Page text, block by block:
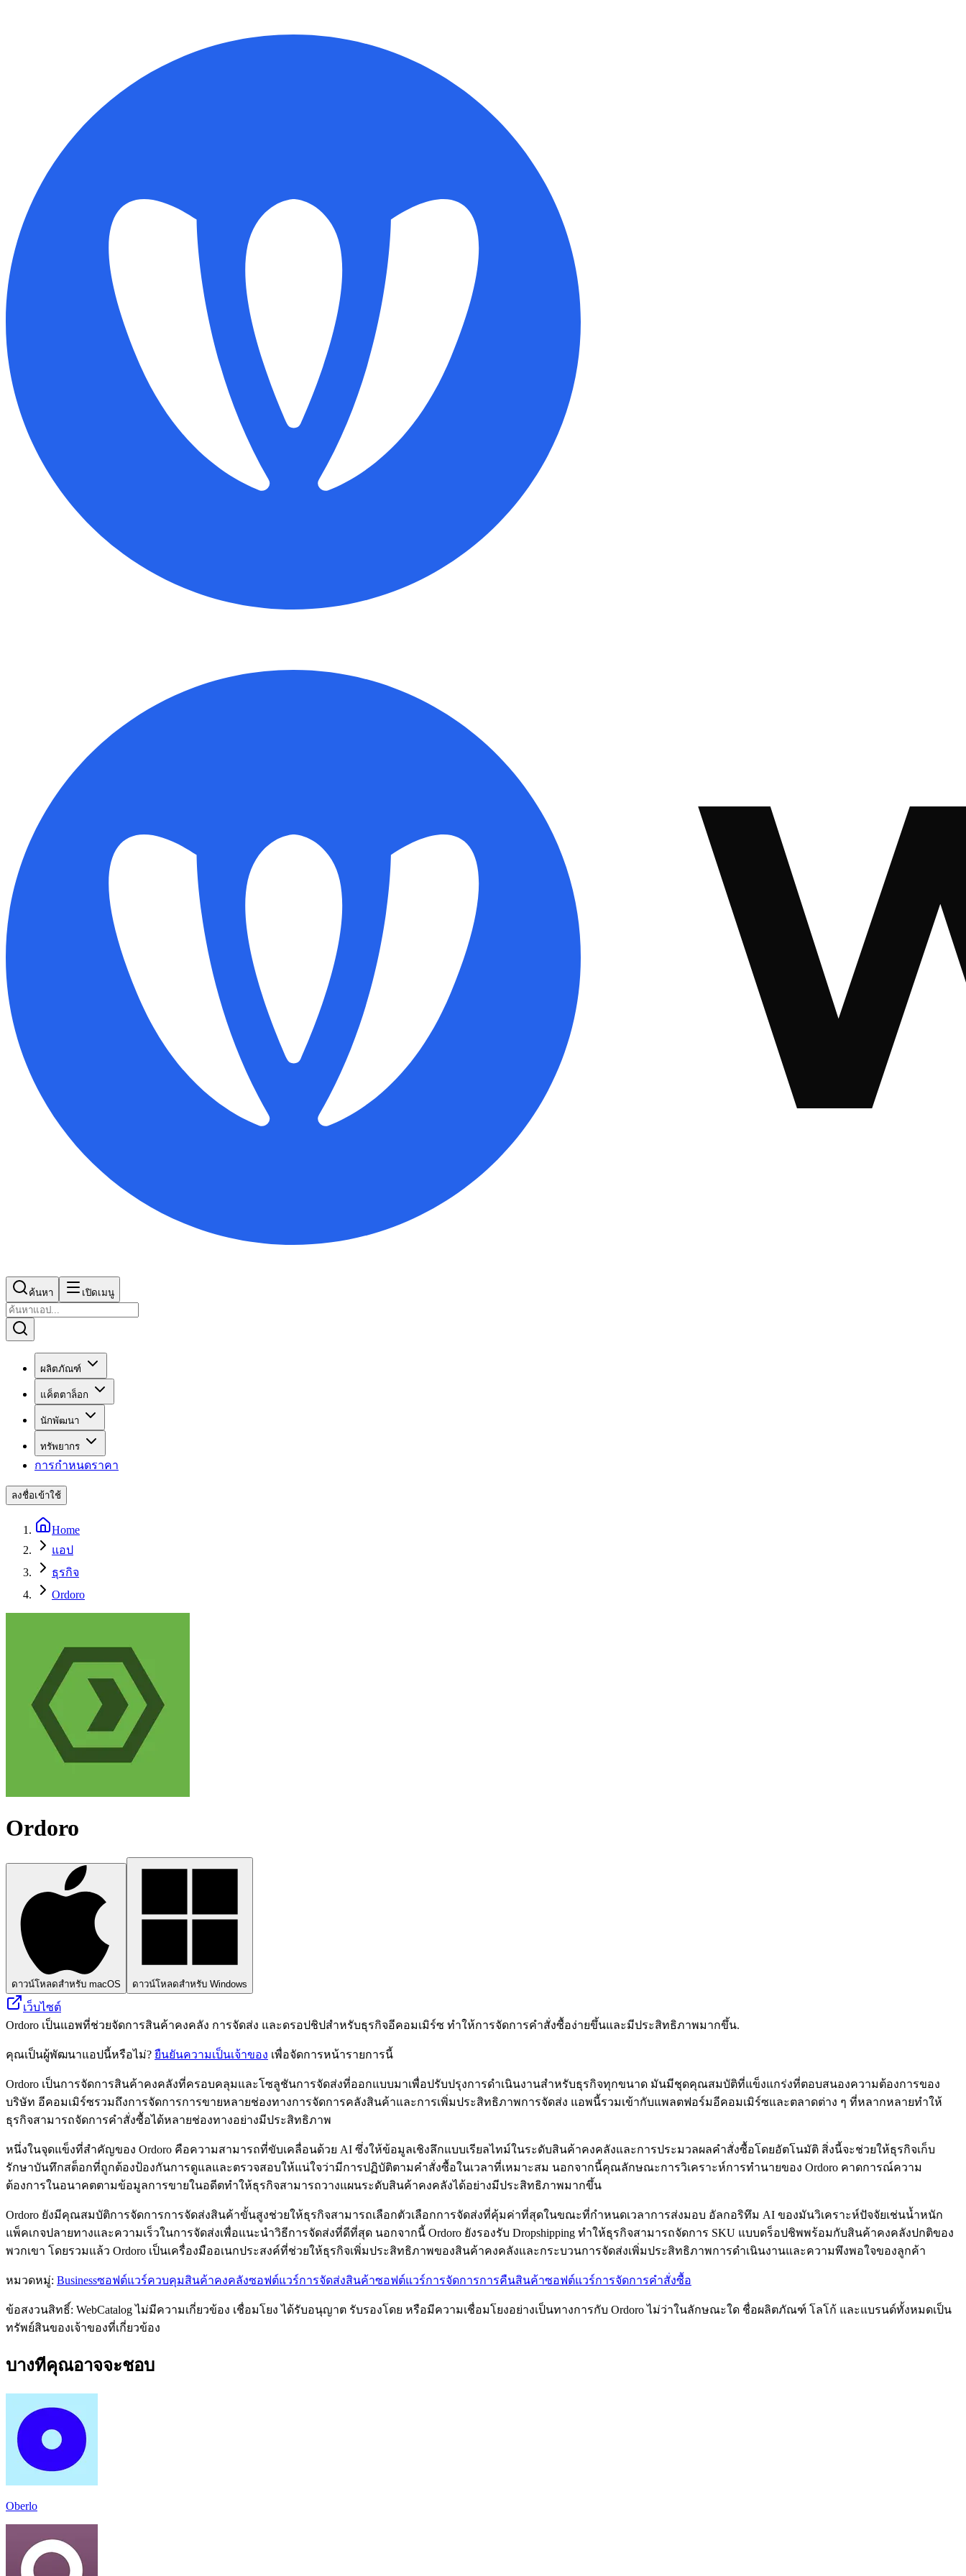
ค้นหา เปิดเมนู
ผลิตภัณฑ์
แค็ตตาล็อก
นักพัฒนา
ทรัพยากร
การกำหนดราคา
ลงชื่อเข้าใช้
Home
แอป
ธุรกิจ
Ordoro
Ordoro
ดาวน์โหลดสำหรับ macOS ดาวน์โหลดสำหรับ Windows
เว็บไซต์
Ordoro เป็นแอพที่ช่วยจัดการสินค้าคงคลัง การจัดส่ง และดรอปชิปสำหรับธุรกิจอีคอมเมิร์ซ ทำให้การจัดการคำสั่งซื้อง่ายขึ้นและมีประสิทธิภาพมากขึ้น.
คุณเป็นผู้พัฒนาแอปนี้หรือไม่? ยืนยันความเป็นเจ้าของ เพื่อจัดการหน้ารายการนี้
Ordoro เป็นการจัดการสินค้าคงคลังที่ครอบคลุมและโซลูชันการจัดส่งที่ออกแบบมาเพื่อปรับปรุงการดำเนินงานสำหรับธุรกิจทุกขนาด มันมีชุดคุณสมบัติที่แข็งแกร่งที่ตอบสนองความต้องการของ
บริษัท อีคอมเมิร์ซรวมถึงการจัดการการขายหลายช่องทางการจัดการคลังสินค้าและการเพิ่มประสิทธิภาพการจัดส่ง แอพนี้รวมเข้ากับแพลตฟอร์มอีคอมเมิร์ซและตลาดต่าง ๆ ที่หลากหลายทำให้
ธุรกิจสามารถจัดการคำสั่งซื้อได้หลายช่องทางอย่างมีประสิทธิภาพ
หนึ่งในจุดแข็งที่สำคัญของ Ordoro คือความสามารถที่ขับเคลื่อนด้วย AI ซึ่งให้ข้อมูลเชิงลึกแบบเรียลไทม์ในระดับสินค้าคงคลังและการประมวลผลคำสั่งซื้อโดยอัตโนมัติ สิ่งนี้จะช่วยให้ธุรกิจเก็บ
รักษาบันทึกสต็อกที่ถูกต้องป้องกันการดูแลและตรวจสอบให้แน่ใจว่ามีการปฏิบัติตามคำสั่งซื้อในเวลาที่เหมาะสม นอกจากนี้คุณลักษณะการวิเคราะห์การทำนายของ Ordoro คาดการณ์ความ
ต้องการในอนาคตตามข้อมูลการขายในอดีตทำให้ธุรกิจสามารถวางแผนระดับสินค้าคงคลังได้อย่างมีประสิทธิภาพมากขึ้น
Ordoro ยังมีคุณสมบัติการจัดการการจัดส่งสินค้าขั้นสูงช่วยให้ธุรกิจสามารถเลือกตัวเลือกการจัดส่งที่คุ้มค่าที่สุดในขณะที่กำหนดเวลาการส่งมอบ อัลกอริทึม AI ของมันวิเคราะห์ปัจจัยเช่นน้ำหนัก
แพ็คเกจปลายทางและความเร็วในการจัดส่งเพื่อแนะนำวิธีการจัดส่งที่ดีที่สุด นอกจากนี้ Ordoro ยังรองรับ Dropshipping ทำให้ธุรกิจสามารถจัดการ SKU แบบดร็อปชิพพร้อมกับสินค้าคงคลังปกติของ
พวกเขา โดยรวมแล้ว Ordoro เป็นเครื่องมืออเนกประสงค์ที่ช่วยให้ธุรกิจเพิ่มประสิทธิภาพของสินค้าคงคลังและกระบวนการจัดส่งเพิ่มประสิทธิภาพการดำเนินงานและความพึงพอใจของลูกค้า
หมวดหมู่: Businessซอฟต์แวร์ควบคุมสินค้าคงคลังซอฟต์แวร์การจัดส่งสินค้าซอฟต์แวร์การจัดการการคืนสินค้าซอฟต์แวร์การจัดการคำสั่งซื้อ
ข้อสงวนสิทธิ์: WebCatalog ไม่มีความเกี่ยวข้อง เชื่อมโยง ได้รับอนุญาต รับรองโดย หรือมีความเชื่อมโยงอย่างเป็นทางการกับ Ordoro ไม่ว่าในลักษณะใด ชื่อผลิตภัณฑ์ โลโก้ และแบรนด์ทั้งหมดเป็น
ทรัพย์สินของเจ้าของที่เกี่ยวข้อง
บางทีคุณอาจจะชอบ
Oberlo